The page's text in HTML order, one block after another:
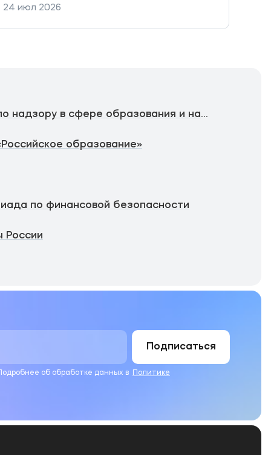
24 июл 2026
Федеральная служба по надзору в сфере образования и науки
образование»
по финансовой безопасности
России
Подписаться
об обработке данных в
Политике